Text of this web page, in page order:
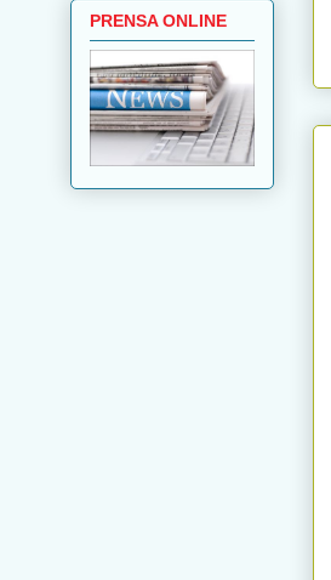
PRENSA ONLINE